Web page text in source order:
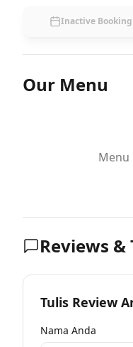
Inactive Booking
Our Menu
Menu
Reviews
Tulis Review
Nama Anda